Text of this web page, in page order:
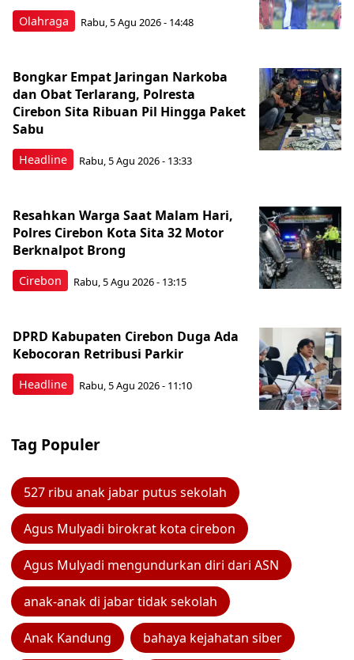
Olahraga Rabu, 5 Agu 2026 - 14:48
Headline
Bongkar Empat Jaringan Narkoba
dan Obat Terlarang, Polresta
Cirebon Sita Ribuan Pil Hingga Paket
Sabu
Rabu, 5 Agu 2026 - 13:33
Cirebon
Resahkan Warga Saat Malam Hari,
Polres Cirebon Kota Sita 32 Motor
Berknalpot Brong
Rabu, 5 Agu 2026 - 13:15
Headline
DPRD Kabupaten Cirebon Duga Ada
Kebocoran Retribusi Parkir
Rabu, 5 Agu 2026 - 11:10
Tag Populer
527 ribu anak jabar putus sekolah
Agus Mulyadi birokrat kota cirebon
Agus Mulyadi mengundurkan diri dari ASN
anak-anak di jabar tidak sekolah
Anak Kandung bahaya kejahatan siber